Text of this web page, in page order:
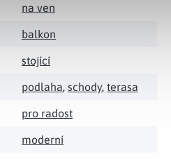
na ven
balkon
stojící
podlaha, schody, terasa
pro radost
moderní